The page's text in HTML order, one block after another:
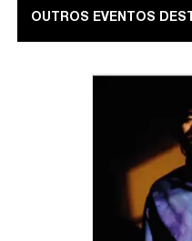
OUTROS EVENTOS